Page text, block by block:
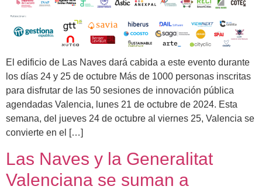
El edificio de Las Naves dará cabida a este evento durante
los días 24 y 25 de octubre Más de 1000 personas inscritas
para disfrutar de las 50 sesiones de innovación pública
agendadas Valencia, lunes 21 de octubre de 2024. Esta
semana, del jueves 24 de octubre al viernes 25, Valencia se
convierte en el […]
Las Naves y la Generalitat
Valenciana se suman a